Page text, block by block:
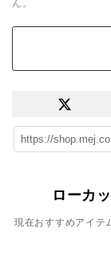
ん。
ローカ
現在おすすめアイテ